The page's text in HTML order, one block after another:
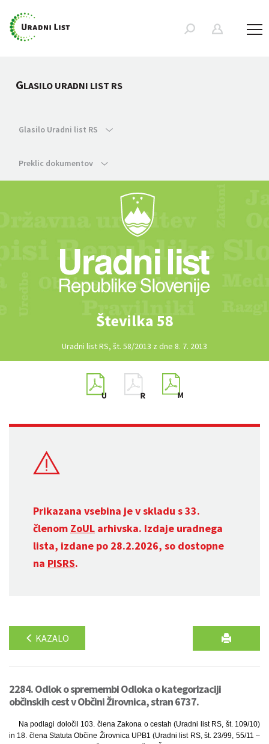
GLASILO URADNI LIST RS
Glasilo Uradni list RS
Preklic dokumentov
Številka 58
Uradni list RS, št. 58/2013 z dne 8. 7. 2013
Prikazana vsebina je v skladu s 33.
členom ZoUL arhivska. Izdaje uradnega
lista, izdane po 28.2.2026, so dostopne
na PISRS.
KAZALO
2284. Odlok o spremembi Odloka o kategorizaciji
občinskih cest v Občini Žirovnica, stran 6737.
Na podlagi določil 103. člena Zakona o cestah (Uradni list RS, št. 109/10)
in 18. člena Statuta Občine Žirovnica UPB1 (Uradni list RS, št. 23/99, 55/11 –